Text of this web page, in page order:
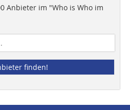
Anbieter im "Who is Who im
finden!